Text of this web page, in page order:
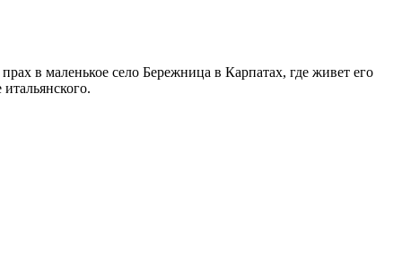
в маленькое село Бережница в Карпатах, где живет его